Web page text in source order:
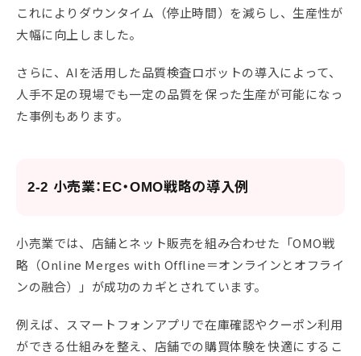
これによりダウンタイム（停止時間）を減らし、生産性が
大幅に向上しました。
さらに、AIを活用した品質検査ロボットの導入によって、
人手不足の現場でも一定の品質を保った生産が可能になっ
た事例もあります。
2-2 小売業：EC・OMO戦略の導入例
小売業では、店舗とネット販売を組み合わせた「OMO戦
略（Online Merges with Offline＝オンラインとオフライ
ンの融合）」が成功のカギとされています。
例えば、スマートフォンアプリで在庫確認やクーポン利用
ができる仕組みを整え、店舗での購買体験を快適にするこ